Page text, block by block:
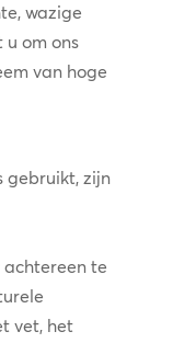
wazige
om ons
van hoge
gebruikt, zijn
achtereen te
vet, het